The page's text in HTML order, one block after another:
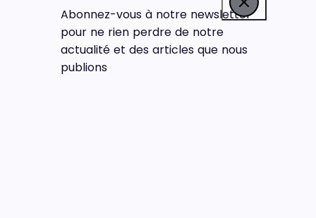
Abonnez-vous à notre newsletter
pour ne rien perdre de notre
actualité et des articles que nous
publions